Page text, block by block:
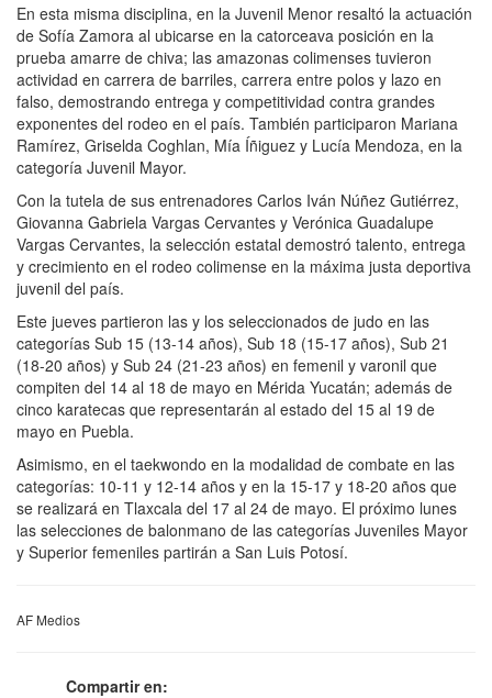
En esta misma disciplina, en la Juvenil Menor resaltó la actuación
de Sofía Zamora al ubicarse en la catorceava posición en la
prueba amarre de chiva; las amazonas colimenses tuvieron
actividad en carrera de barriles, carrera entre polos y lazo en
falso, demostrando entrega y competitividad contra grandes
exponentes del rodeo en el país. También participaron Mariana
Ramírez, Griselda Coghlan, Mía Íñiguez y Lucía Mendoza, en la
categoría Juvenil Mayor.
Con la tutela de sus entrenadores Carlos Iván Núñez Gutiérrez,
Giovanna Gabriela Vargas Cervantes y Verónica Guadalupe
Vargas Cervantes, la selección estatal demostró talento, entrega
y crecimiento en el rodeo colimense en la máxima justa deportiva
juvenil del país.
Este jueves partieron las y los seleccionados de judo en las
categorías Sub 15 (13-14 años), Sub 18 (15-17 años), Sub 21
(18-20 años) y Sub 24 (21-23 años) en femenil y varonil que
compiten del 14 al 18 de mayo en Mérida Yucatán; además de
cinco karatecas que representarán al estado del 15 al 19 de
mayo en Puebla.
Asimismo, en el taekwondo en la modalidad de combate en las
categorías: 10-11 y 12-14 años y en la 15-17 y 18-20 años que
se realizará en Tlaxcala del 17 al 24 de mayo. El próximo lunes
las selecciones de balonmano de las categorías Juveniles Mayor
y Superior femeniles partirán a San Luis Potosí.
AF Medios
Compartir en: